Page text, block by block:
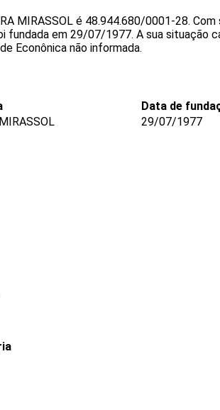
MIRASSOL é 48.944.680/0001-28. Com
fundada em 29/07/1977. A sua situação
Econônica não informada.
Data de
29/07/1977